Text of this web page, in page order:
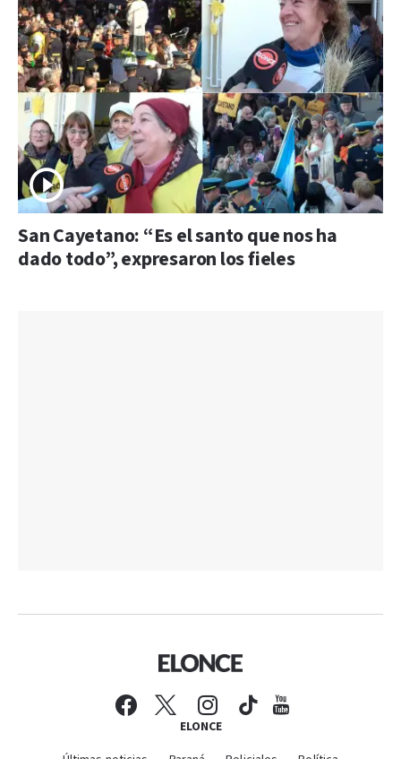
San Cayetano: “Es el santo que nos ha
dado todo”, expresaron los fieles
ELONCE